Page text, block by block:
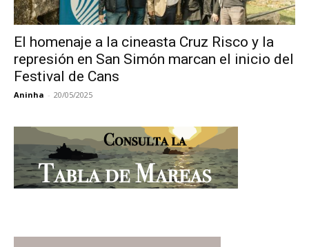
El homenaje a la cineasta Cruz Risco y la
represión en San Simón marcan el inicio del
Festival de Cans
Aninha - 20/05/2025